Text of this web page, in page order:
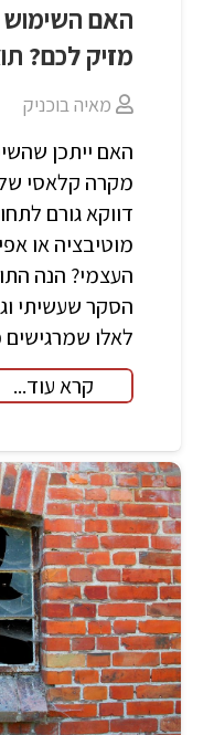
האם השימוש
מזיק לכם?
מאיה בוכניק
האם ייתכן
מקרה קלאסי
דווקא גורם
מוטיבציה או
העצמי? הנה
לאלו
קרא עוד...